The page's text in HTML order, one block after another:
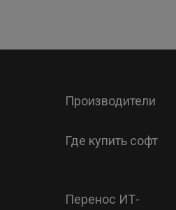
Производители
Где купить софт
Перенос ИТ-